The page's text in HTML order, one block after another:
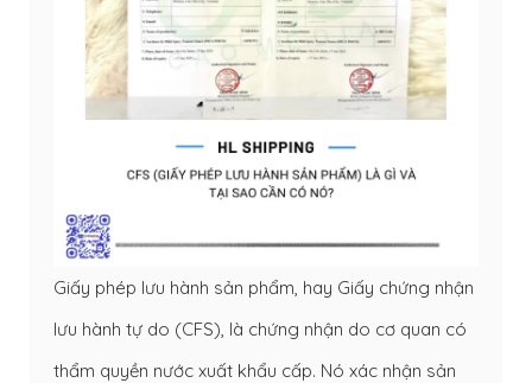
Giấy phép lưu hành sản phẩm, hay Giấy chứng nhận
lưu hành tự do (CFS), là chứng nhận do cơ quan có
thẩm quyền nước xuất khẩu cấp. Nó xác nhận sản